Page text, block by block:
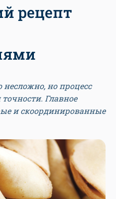
рецепт
но процесс
точности. Главное
и скоординированные